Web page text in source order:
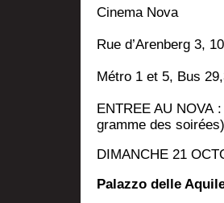
Cine­ma Nova
Rue d’Arenberg 3,
Métro 1 et 5, Bus
ENTREE AU NOVA
gramme des soirées)
DIMANCHE 21
Palaz­zo delle